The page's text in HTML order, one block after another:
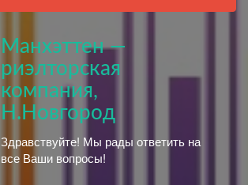
Манхэттен —
риэлторская
компания,
Н.Новгород
Здравствуйте! Мы рады ответить на
все Ваши вопросы!